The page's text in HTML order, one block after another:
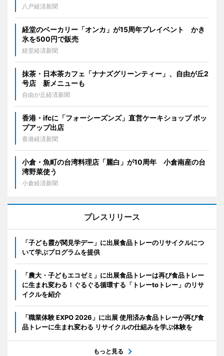
八戸経済新聞
経堂のベーカリー「オンカ」が15周年プレイベント かき
氷を500円で販売
経堂経済新聞
抹茶・日本茶カフェ「ナナズグリーンティー」、自由が丘2
号店 新メニューも
自由が丘経済新聞
香港・ifcに「フォーシーズンズ」直営ケーキショップ ポッ
プアップ出店
香港経済新聞
小倉・魚町の台湾料理店「麗白」が10周年 小倉南産の台
湾野菜使う
小倉経済新聞
プレスリリース
「子ども霞が関見学デー」に出展食品トレーのリサイクルにつ
いて学ぶプログラムを提供
「農大・子どもエコゼミ」に出展食品トレーは再び食品トレー
に生まれ変わる！ぐるぐる循環する「トレーtoトレー」のリサ
イクルを紹介
「職業体験 EXPO 2026」に出展 使用済み食品トレーが再び食
品トレーに生まれ変わる リサイクルの仕組みを学ぶ体験を
もっと見る